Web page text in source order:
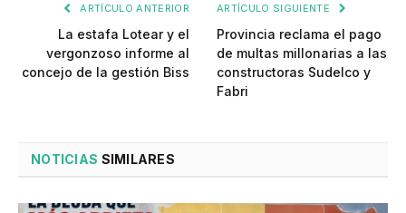
ARTÍCULO ANTERIOR
La estafa Lotear y el
vergonzoso informe al
concejo de la gestión Biss
ARTÍCULO SIGUIENTE
Provincia reclama el pago
de multas millonarias a las
constructoras Sudelco y
Fabri
NOTICIAS SIMILARES